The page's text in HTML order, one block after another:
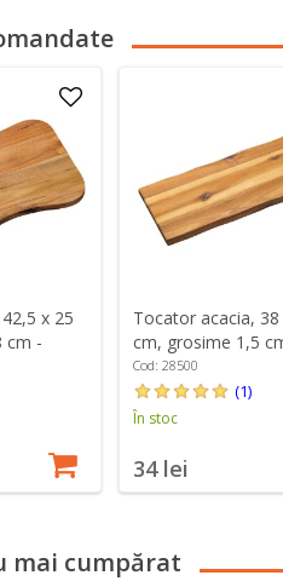
x 25
cm -
Tocator acacia, 38
cm, grosime 1,5
Kesper
Cod: 28500
(1)
În stoc
34 lei
mai cumpărat